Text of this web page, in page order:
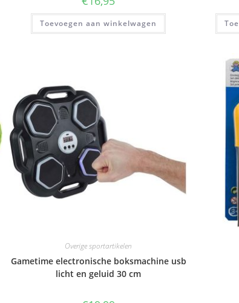
Toevoegen aan winkelwagen
Overige sportartikelen
Gametime electronische boksmachine usb
licht en geluid 30 cm